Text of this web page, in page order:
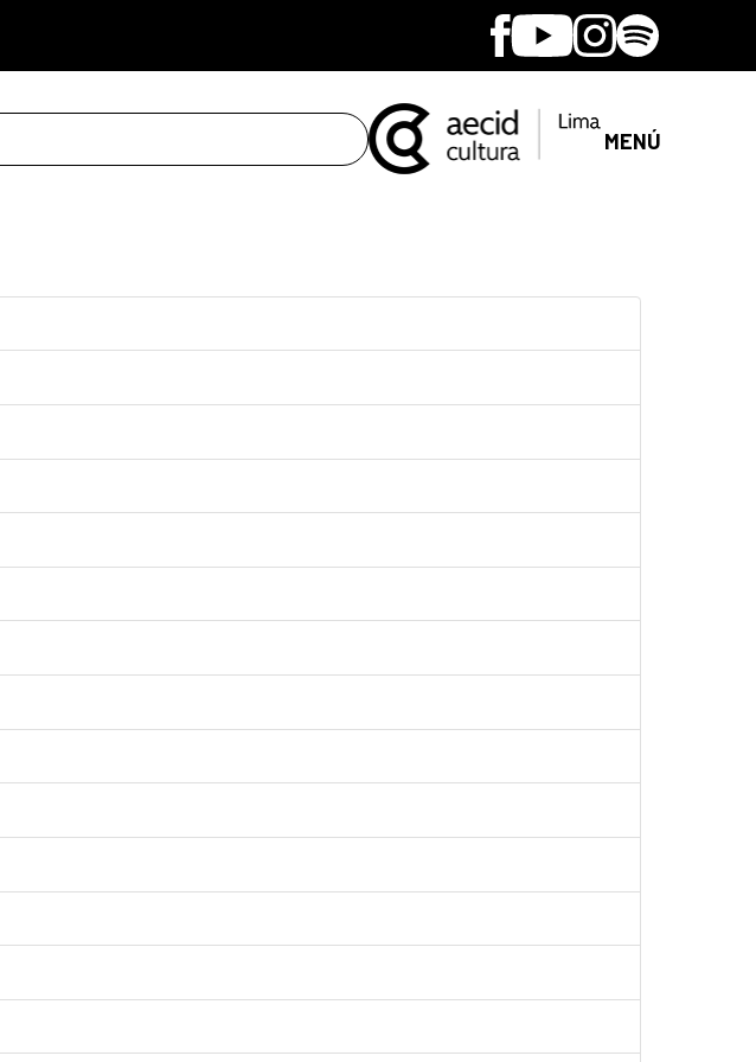
Facebook
YoutubeInstagram
Spotify
MENÚ